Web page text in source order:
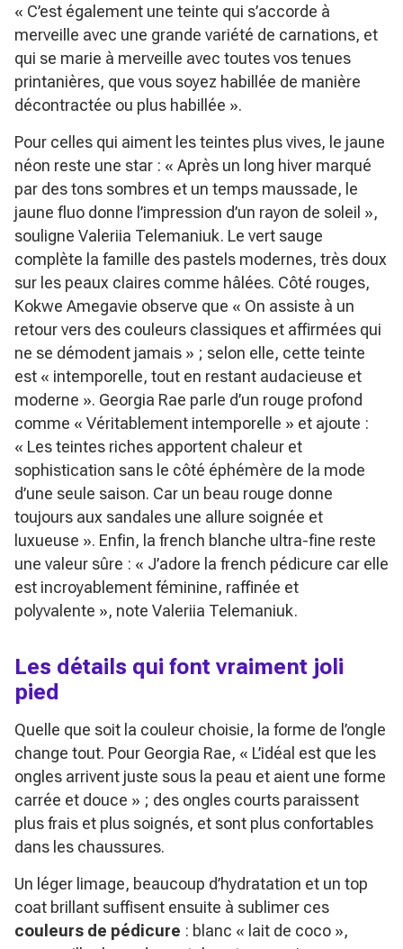
« C’est également une teinte qui s’accorde à
merveille avec une grande variété de carnations, et
qui se marie à merveille avec toutes vos tenues
printanières, que vous soyez habillée de manière
décontractée ou plus habillée ».
Pour celles qui aiment les teintes plus vives, le jaune
néon reste une star : « Après un long hiver marqué
par des tons sombres et un temps maussade, le
jaune fluo donne l’impression d’un rayon de soleil »,
souligne Valeriia Telemaniuk. Le vert sauge
complète la famille des pastels modernes, très doux
sur les peaux claires comme hâlées. Côté rouges,
Kokwe Amegavie observe que « On assiste à un
retour vers des couleurs classiques et affirmées qui
ne se démodent jamais » ; selon elle, cette teinte
est « intemporelle, tout en restant audacieuse et
moderne ». Georgia Rae parle d’un rouge profond
comme « Véritablement intemporelle » et ajoute :
« Les teintes riches apportent chaleur et
sophistication sans le côté éphémère de la mode
d’une seule saison. Car un beau rouge donne
toujours aux sandales une allure soignée et
luxueuse ». Enfin, la french blanche ultra-fine reste
une valeur sûre : « J’adore la french pédicure car elle
est incroyablement féminine, raffinée et
polyvalente », note Valeriia Telemaniuk.
Les détails qui font vraiment joli
pied
Quelle que soit la couleur choisie, la forme de l’ongle
change tout. Pour Georgia Rae, « L’idéal est que les
ongles arrivent juste sous la peau et aient une forme
carrée et douce » ; des ongles courts paraissent
plus frais et plus soignés, et sont plus confortables
dans les chaussures.
Un léger limage, beaucoup d’hydratation et un top
coat brillant suffisent ensuite à sublimer ces
couleurs de pédicure : blanc « lait de coco »,